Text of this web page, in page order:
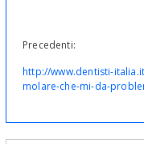
Precedenti:
http://www.dentisti-
molare-che-mi-da-